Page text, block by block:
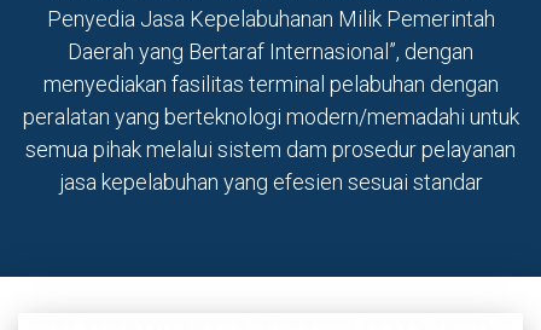
Penyedia Jasa Kepelabuhanan Milik Pemerintah
Daerah yang Bertaraf Internasional”, dengan
menyediakan fasilitas terminal pelabuhan dengan
peralatan yang berteknologi modern/memadahi untuk
semua pihak melalui sistem dam prosedur pelayanan
jasa kepelabuhan yang efesien sesuai standar